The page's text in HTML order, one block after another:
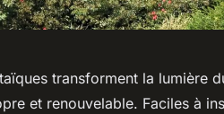
transforment la lumière
et renouvelable. Faciles à